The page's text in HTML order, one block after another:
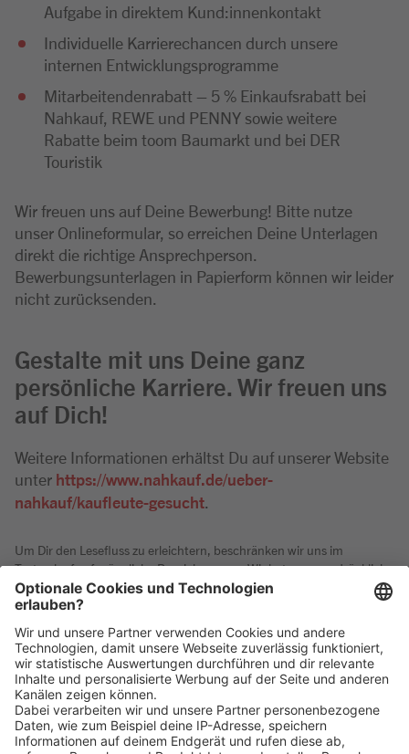
Aufgabe in direktem Kund:innenkontakt
Individuelle Karrierechancen durch unsere
internen Entwicklungsprogramme
Mitarbeitendenrabatt – 5 % Einkaufsrabatt bei
Nahkauf, REWE und PENNY sowie weitere
Rabatte beim toom Baumarkt und bei DER
Touristik
Wir freuen uns auf Deine Bewerbung! Bitte nutze
unser Onlineformular, so erreichen Deine Unterlagen
direkt die richtige Ansprechperson.
Bewerbungsunterlagen in Papierform können wir leider
nicht zurücksenden.
Gestalte mit uns Deine ganz
persönliche Karriere. Wir freuen uns
auf Dich!
Weitere Informationen erhältst Du auf unserer Website
unter https://www.nahkauf.de/ueber-
nahkauf/kaufleute-gesucht
Um Dir den Lesefluss zu erleichtern, beschränken wir uns im
Textverlauf auf männliche Bezeichnungen. Wir betonen ausdrücklich,
dass bei uns alle Menschen - unabhängig von Geschlecht,
Nationalität, ethnischer und sozialer Herkunft,
Orientierung - gleichermaßen willkommen sind.